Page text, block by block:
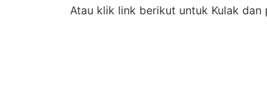
Atau klik link berikut untuk Kulak